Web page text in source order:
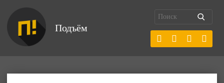
Подъём